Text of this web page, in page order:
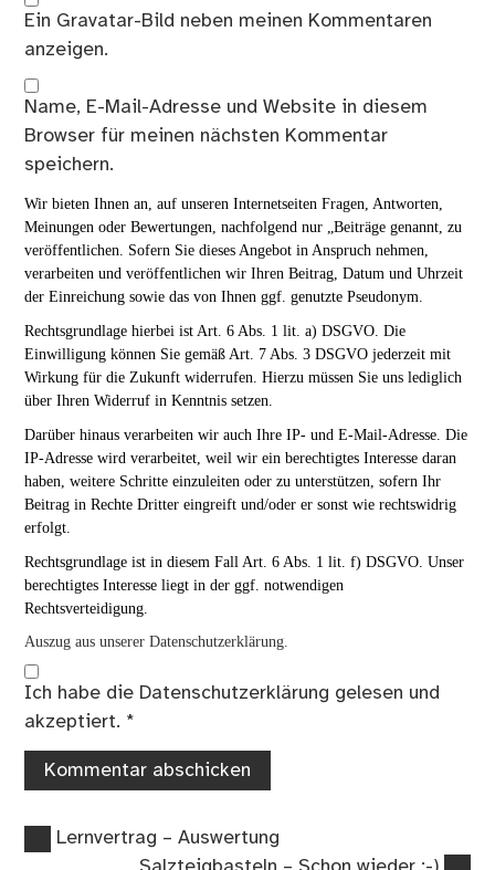
Ein Gravatar-Bild neben meinen Kommentaren
anzeigen.
Name, E-Mail-Adresse und Website in diesem
Browser für meinen nächsten Kommentar
speichern.
Wir bieten Ihnen an, auf unseren Internetseiten Fragen, Antworten,
Meinungen oder Bewertungen, nachfolgend nur „Beiträge genannt, zu
veröffentlichen. Sofern Sie dieses Angebot in Anspruch nehmen,
verarbeiten und veröffentlichen wir Ihren Beitrag, Datum und Uhrzeit
der Einreichung sowie das von Ihnen ggf. genutzte Pseudonym.
Rechtsgrundlage hierbei ist Art. 6 Abs. 1 lit. a) DSGVO. Die
Einwilligung können Sie gemäß Art. 7 Abs. 3 DSGVO jederzeit mit
Wirkung für die Zukunft widerrufen. Hierzu müssen Sie uns lediglich
über Ihren Widerruf in Kenntnis setzen.
Darüber hinaus verarbeiten wir auch Ihre IP- und E-Mail-Adresse. Die
IP-Adresse wird verarbeitet, weil wir ein berechtigtes Interesse daran
haben, weitere Schritte einzuleiten oder zu unterstützen, sofern Ihr
Beitrag in Rechte Dritter eingreift und/oder er sonst wie rechtswidrig
erfolgt.
Rechtsgrundlage ist in diesem Fall Art. 6 Abs. 1 lit. f) DSGVO. Unser
berechtigtes Interesse liegt in der ggf. notwendigen
Rechtsverteidigung.
Auszug aus unserer Datenschutzerklärung.
Ich habe die Datenschutzerklärung gelesen und
akzeptiert. *
Beitragsnavigation
Vorheriger
Lernvertrag – Auswertung
Nächster